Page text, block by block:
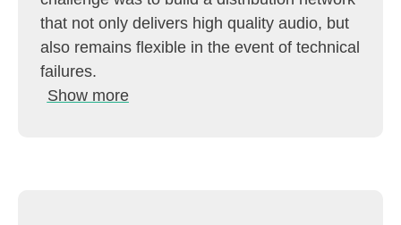
that not only delivers high quality audio, but
also remains flexible in the event of technical
failures.
Show more